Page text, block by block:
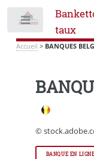
taux
Accueil > BANQUES
©
BANQUE EN LIGNE